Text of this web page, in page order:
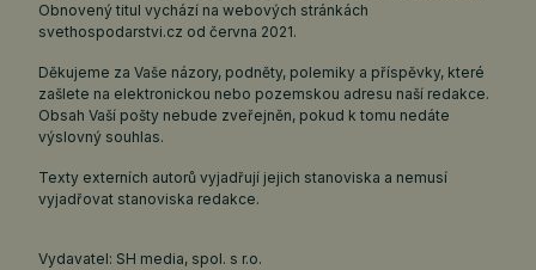
Obnovený titul vychází na webových stránkách
svethospodarstvi.cz od června 2021.
Děkujeme za Vaše názory, podněty, polemiky a příspěvky, které
zašlete na elektronickou nebo pozemskou adresu naší redakce.
Obsah Vaší pošty nebude zveřejněn, pokud k tomu nedáte
výslovný souhlas.
Texty externích autorů vyjadřují jejich stanoviska a nemusí
vyjadřovat stanoviska redakce.
Vydavatel: SH media, spol. s r.o.